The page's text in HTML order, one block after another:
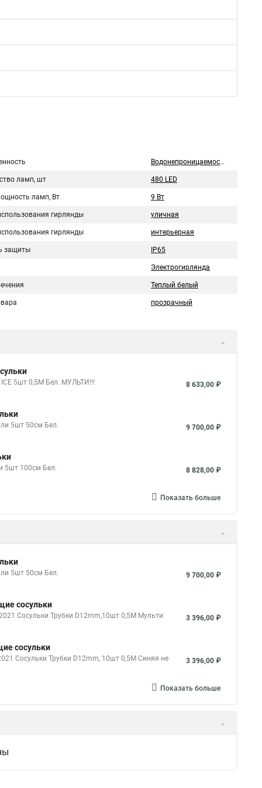
Водонепроницаемость
ламп, шт 480 LED
ламп, Вт 9 Вт
гирлянды уличная
гирлянды интерьерная
защиты IP65
Электрогирлянда
Теплый белый
прозрачный
ICE 5шт 0,5М Бел. МУЛЬТИ!!! 8 633,00 ₽
5шт 50см Бел. 9 700,00 ₽
5шт 100см Бел. 8 828,00 ₽
Показать больше
5шт 50см Бел. 9 700,00 ₽
сосульки
Сосульки Трубки D12mm,10шт 0,5М Мульти
3 396,00 ₽
сосульки
Сосульки Трубки D12mm, 10шт 0,5М Синяя не
3 396,00 ₽
Показать больше